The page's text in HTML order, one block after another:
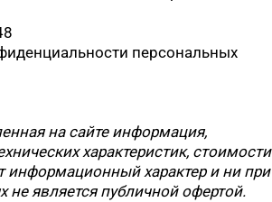
персональных
на сайте информация,
характеристик, стоимости
информационный характер и ни при
не является публичной офертой.